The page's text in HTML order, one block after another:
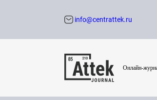
info@centrattek.ru
Онлайн-